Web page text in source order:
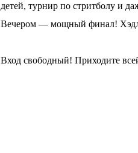
детей, турнир по стритболу и
Вечером — мощный финал!
Вход свободный! Приходите